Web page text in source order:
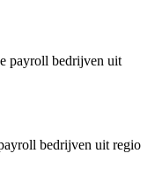
payroll bedrijven uit
bedrijven uit regio